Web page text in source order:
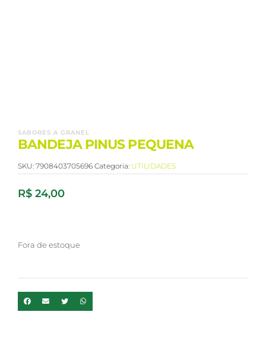
SABORES A GRANEL
BANDEJA PINUS PEQUENA
SKU: 7908403705696 Categoria: UTILIDADES
R$ 24,00
Fora de estoque